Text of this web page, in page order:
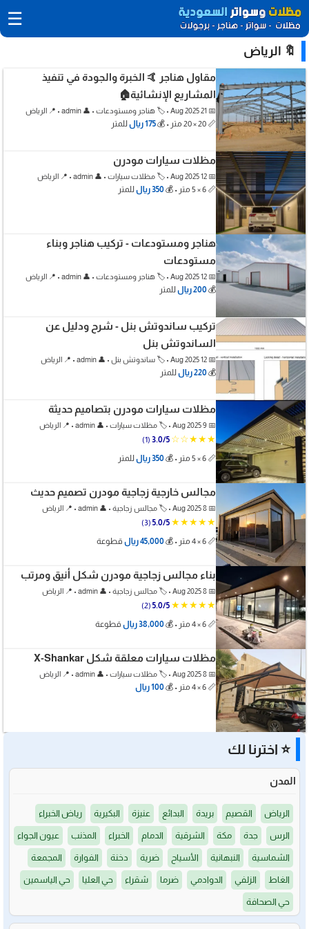
☰
🔖 الرياض
مقاول هناجر 🤙 الخبرة والجودة في تنفيذ
المشاريع الإنشائية🏠
📅 21 Aug 2025 • 🏷️ هناجر ومستودعات • 👤 admin • 📍 الرياض
📏 20 × 20 متر • 💰 175 ريال للمتر
مظلات سيارات مودرن
📅 12 Aug 2025 • 🏷️ مظلات سيارات • 👤 admin • 📍 الرياض
📏 6 × 5 متر • 💰 350 ريال للمتر
هناجر ومستودعات - تركيب هناجر وبناء
مستودعات
📅 12 Aug 2025 • 🏷️ هناجر ومستودعات • 👤 admin • 📍 الرياض
💰200 ريال للمتر
تركيب ساندوتش بنل - شرح ودليل عن
الساندوتش بنل
📅 12 Aug 2025 • 🏷️ ساندوتش بنل • 👤 admin • 📍 الرياض
💰220 ريال للمتر
مظلات سيارات مودرن بتصاميم حديثة
📅 9 Aug 2025 • 🏷️ مظلات سيارات • 👤 admin • 📍 الرياض
★★★☆☆
3.0/5
(1)
📏 6 × 5 متر • 💰
350 ريال للمتر
مجالس خارجية زجاجية مودرن تصميم حديث
📅 8 Aug 2025 • 🏷️ مجالس زجاجية • 👤 admin • 📍 الرياض
★★★★★
5.0/5
(3)
📏 6 × 4 متر • 💰
45,000 ريال قطوعة
بناء مجالس زجاجية مودرن شكل أنيق ومرتب
📅 8 Aug 2025 • 🏷️ مجالس زجاجية • 👤 admin • 📍 الرياض
★★★★★
5.0/5
(2)
📏 6 × 4 متر • 💰
38,000 ريال قطوعة
مظلات سيارات معلقة شكل X-Shankar
📅 8 Aug 2025 • 🏷️ مظلات سيارات • 👤 admin • 📍 الرياض
📏 6 × 4 متر • 💰 100 ريال
⭐ اخترنا لك
المدن
الرياض القصيم بريدة البدائع عنيزة البكيرية رياض الخبراء
الرس جدة مكة الشرقية الدمام الخبراء المذنب عيون الجواء
الشماسية النبهانية الأسياح ضرية دخنة الفوارة المجمعة
الغاط الزلفي الدوادمي ضرما شقراء حي العليا حي الياسمين
حي الصحافة